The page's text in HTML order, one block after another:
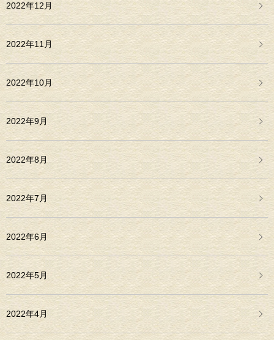
2022年12月
2022年11月
2022年10月
2022年9月
2022年8月
2022年7月
2022年6月
2022年5月
2022年4月